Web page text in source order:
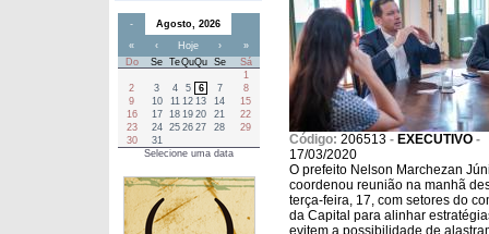
Código: 206513 - EXECUTIVO -
17/03/2020
O prefeito Nelson Marchezan
coordenou reunião na manhã
terça-feira, 17, com setores do
da Capital para alinhar
evitem a possibilidade de
-
Agosto, 2026
«
‹ Hoje ›
»
Do
Se TeQuQu Se
Sá
1
2
3 4 5 6 7
8
9
10 11 12 13 14
15
16
17 18 19 20 21
22
23
24 25 26 27 28
29
30
31
Selecione uma data